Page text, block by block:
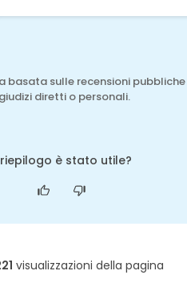
sulle recensioni
diretti o personali.
è stato utile?
visualizzazioni della pagina